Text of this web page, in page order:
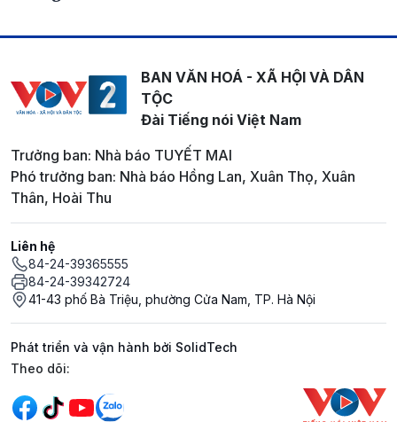
BAN VĂN HOÁ - XÃ HỘI VÀ DÂN
TỘC
Đài Tiếng nói Việt Nam
Trưởng ban: Nhà báo TUYẾT MAI
Phó trưởng ban: Nhà báo Hồng Lan, Xuân Thọ, Xuân
Thân, Hoài Thu
Liên hệ
84-24-39365555
84-24-39342724
41-43 phố Bà Triệu, phường Cửa Nam, TP. Hà Nội
Phát triển và vận hành bởi SolidTech
Mạng xã hội
Theo dõi: